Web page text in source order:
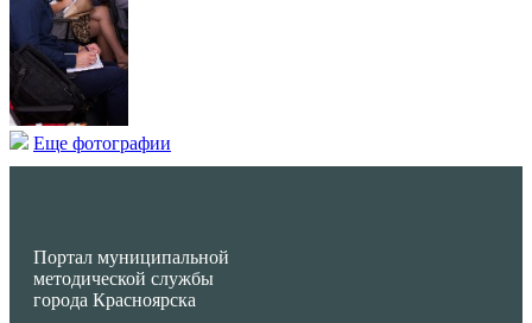
Еще фотографии
Портал муниципальной
методической службы
города Красноярска